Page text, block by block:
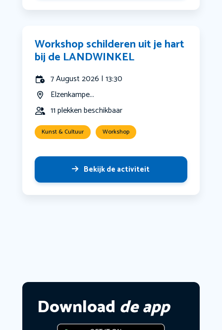
Workshop schilderen uit je hart
bij de LANDWINKEL
7 August 2026 | 13:30
Elzenkampe...
11 plekken beschikbaar
Kunst & Cultuur Workshop
Bekijk de activiteit
Download de app